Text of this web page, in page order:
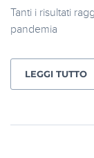
Tanti i risultati
pandemia
LEGGI TUTTO